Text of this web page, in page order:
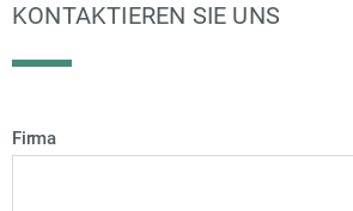
KONTAKTIEREN SIE UNS
Firma